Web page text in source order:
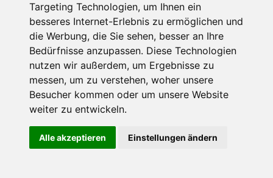
Targeting Technologien, um Ihnen ein
besseres Internet-Erlebnis zu ermöglichen und
die Werbung, die Sie sehen, besser an Ihre
Bedürfnisse anzupassen. Diese Technologien
nutzen wir außerdem, um Ergebnisse zu
messen, um zu verstehen, woher unsere
Besucher kommen oder um unsere Website
weiter zu entwickeln.
Alle akzeptieren Einstellungen ändern
Dieser Eintrag wurde von admin veröffentlicht. Setze ein Lesezeichen
für den Permalink.
Stolz präsentiert von WordPress
nutzt, gehen wir von deinem Einverständnis aus.